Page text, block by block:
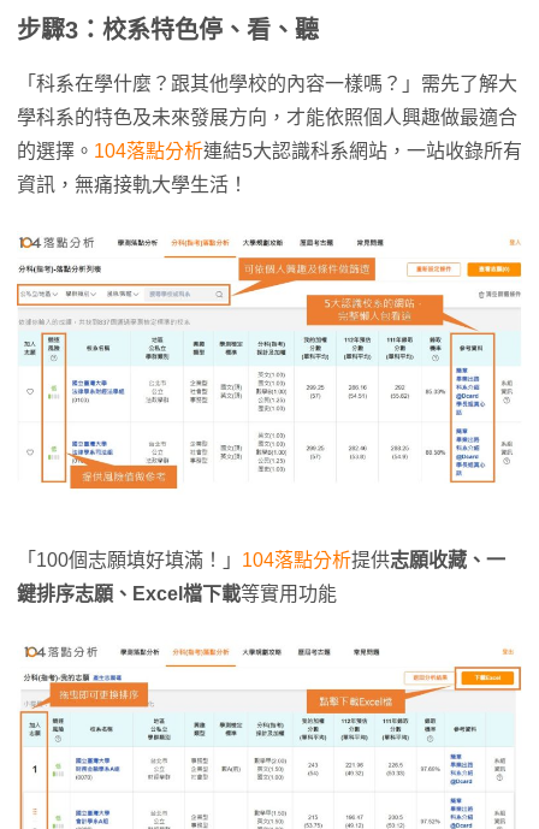
步驟3：校系特色停、看、聽
「科系在學什麼？跟其他學校的內容一樣嗎？」需先了解大
學科系的特色及未來發展方向，才能依照個人興趣做最適合
的選擇。 104落點分析連結5大認識科系網站，一站收錄所有
資訊，無痛接軌大學生活！
「100個志願填好填滿！」 104落點分析提供志願收藏、一
鍵排序志願、Excel檔下載等實用功能